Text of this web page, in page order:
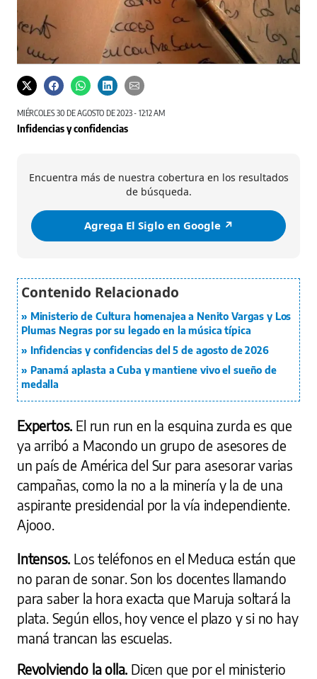
MIÉRCOLES 30 DE AGOSTO DE 2023 - 12:12 AM
Infidencias y confidencias
Encuentra más de nuestra cobertura en los resultados
de búsqueda.
Agrega El Siglo en Google ↗️
Ministerio de Cultura homenajea a Nenito Vargas y Los
Plumas Negras por su legado en la música típica
Infidencias y confidencias del 5 de agosto de 2026
Panamá aplasta a Cuba y mantiene vivo el sueño de
medalla
Expertos. El run run en la esquina zurda es que
ya arribó a Macondo un grupo de asesores de
un país de América del Sur para asesorar varias
campañas, como la no a la minería y la de una
aspirante presidencial por la vía independiente.
Ajooo.
Intensos. Los teléfonos en el Meduca están que
no paran de sonar. Son los docentes llamando
para saber la hora exacta que Maruja soltará la
plata. Según ellos, hoy vence el plazo y si no hay
maná trancan las escuelas.
Revolviendo la olla. Dicen que por el ministerio